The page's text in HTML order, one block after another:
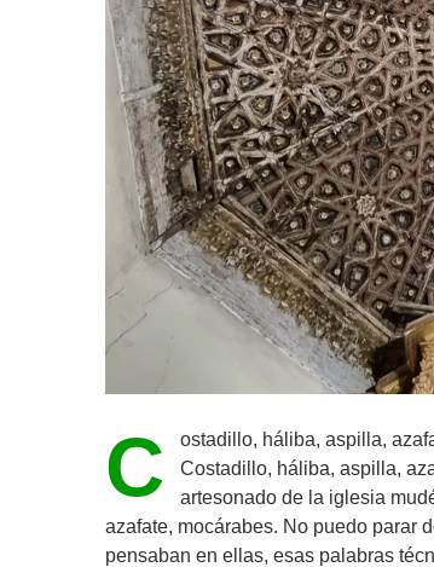
C
ostadillo, háliba, aspilla,
Costadillo, háliba, aspilla,
artesonado de la iglesia
azafate, mocárabes. No puedo parar
pensaban en ellas, esas palabras